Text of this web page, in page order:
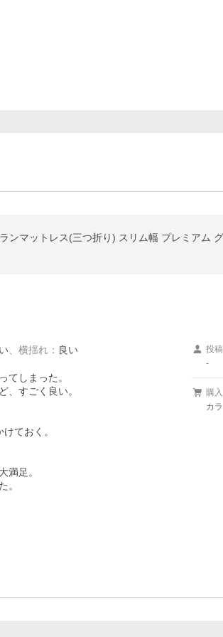
ンマットレス(三つ折り) スリム幅 プレミアム
横揺れ ： 良い
てしまった。
、すごく良い。
ておく。
満足。
。
投
-
購
カ